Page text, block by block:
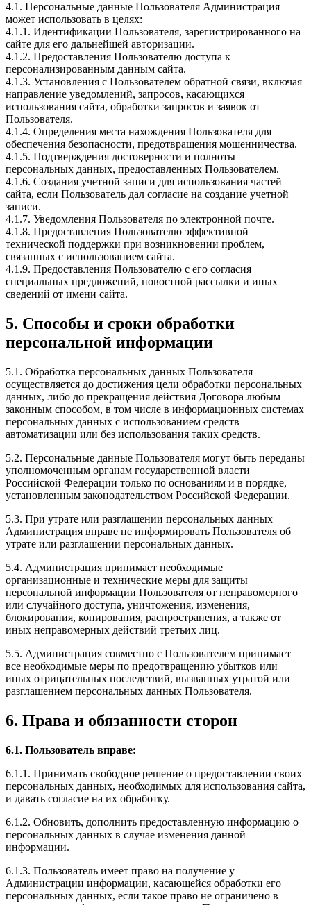
4.1. Персональные данные Пользователя Администрация
может использовать в целях:
4.1.1. Идентификации Пользователя, зарегистрированного на
сайте для его дальнейшей авторизации.
4.1.2. Предоставления Пользователю доступа к
персонализированным данным сайта.
4.1.3. Установления с Пользователем обратной связи, включая
направление уведомлений, запросов, касающихся
использования сайта, обработки запросов и заявок от
Пользователя.
4.1.4. Определения места нахождения Пользователя для
обеспечения безопасности, предотвращения мошенничества.
4.1.5. Подтверждения достоверности и полноты
персональных данных, предоставленных Пользователем.
4.1.6. Создания учетной записи для использования частей
сайта, если Пользователь дал согласие на создание учетной
записи.
4.1.7. Уведомления Пользователя по электронной почте.
4.1.8. Предоставления Пользователю эффективной
технической поддержки при возникновении проблем,
связанных с использованием сайта.
4.1.9. Предоставления Пользователю с его согласия
специальных предложений, новостной рассылки и иных
сведений от имени сайта.
5. Способы и сроки обработки
персональной информации
5.1. Обработка персональных данных Пользователя
осуществляется до достижения цели обработки персональных
данных, либо до прекращения действия Договора любым
законным способом, в том числе в информационных системах
персональных данных с использованием средств
автоматизации или без использования таких средств.
5.2. Персональные данные Пользователя могут быть переданы
уполномоченным органам государственной власти
Российской Федерации только по основаниям и в порядке,
установленным законодательством Российской Федерации.
5.3. При утрате или разглашении персональных данных
Администрация вправе не информировать Пользователя об
утрате или разглашении персональных данных.
5.4. Администрация принимает необходимые
организационные и технические меры для защиты
персональной информации Пользователя от неправомерного
или случайного доступа, уничтожения, изменения,
блокирования, копирования, распространения, а также от
иных неправомерных действий третьих лиц.
5.5. Администрация совместно с Пользователем принимает
все необходимые меры по предотвращению убытков или
иных отрицательных последствий, вызванных утратой или
разглашением персональных данных Пользователя.
6. Права и обязанности сторон
6.1. Пользователь вправе:
6.1.1. Принимать свободное решение о предоставлении своих
персональных данных, необходимых для использования сайта,
и давать согласие на их обработку.
6.1.2. Обновить, дополнить предоставленную информацию о
персональных данных в случае изменения данной
информации.
6.1.3. Пользователь имеет право на получение у
Администрации информации, касающейся обработки его
персональных данных, если такое право не ограничено в